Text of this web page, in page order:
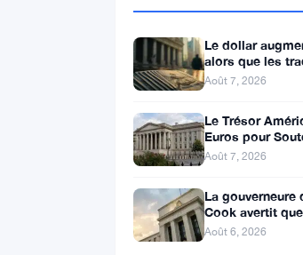
Le dollar
alors que les
le rapport sur
Août 7, 2026
Le Trésor
Euros pour
BCE Informée
Août 7, 2026
La gouverneure
Cook avertit
risquent une
Août 6, 2026